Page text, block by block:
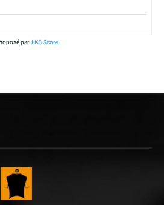
par LKS Score